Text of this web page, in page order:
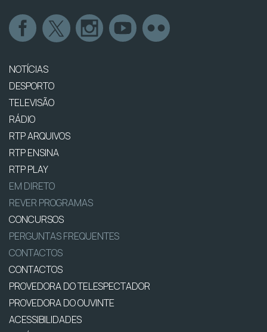
NOTÍCIAS
DESPORTO
TELEVISÃO
RÁDIO
RTP ARQUIVOS
RTP ENSINA
RTP PLAY
EM DIRETO
REVER PROGRAMAS
CONCURSOS
PERGUNTAS FREQUENTES
CONTACTOS
CONTACTOS
PROVEDORA DO TELESPECTADOR
PROVEDORA DO OUVINTE
ACESSIBILIDADES